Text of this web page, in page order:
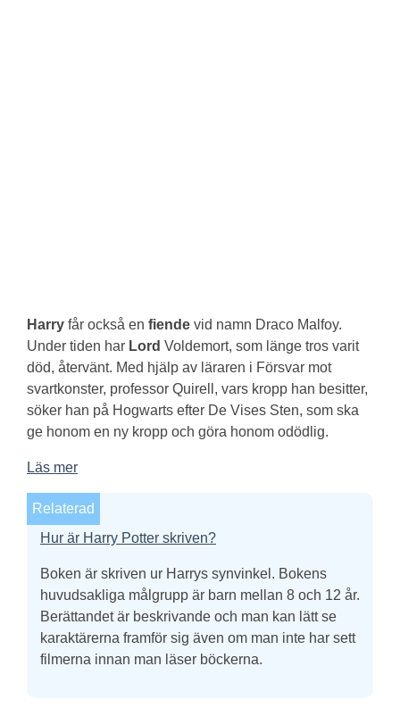
Harry får också en fiende vid namn Draco Malfoy.
Under tiden har Lord Voldemort, som länge tros varit
död, återvänt. Med hjälp av läraren i Försvar mot
svartkonster, professor Quirell, vars kropp han besitter,
söker han på Hogwarts efter De Vises Sten, som ska
ge honom en ny kropp och göra honom odödlig.
Läs mer
Relaterad
Hur är Harry Potter skriven?
Boken är skriven ur Harrys synvinkel. Bokens
huvudsakliga målgrupp är barn mellan 8 och 12 år.
Berättandet är beskrivande och man kan lätt se
karaktärerna framför sig även om man inte har sett
filmerna innan man läser böckerna.